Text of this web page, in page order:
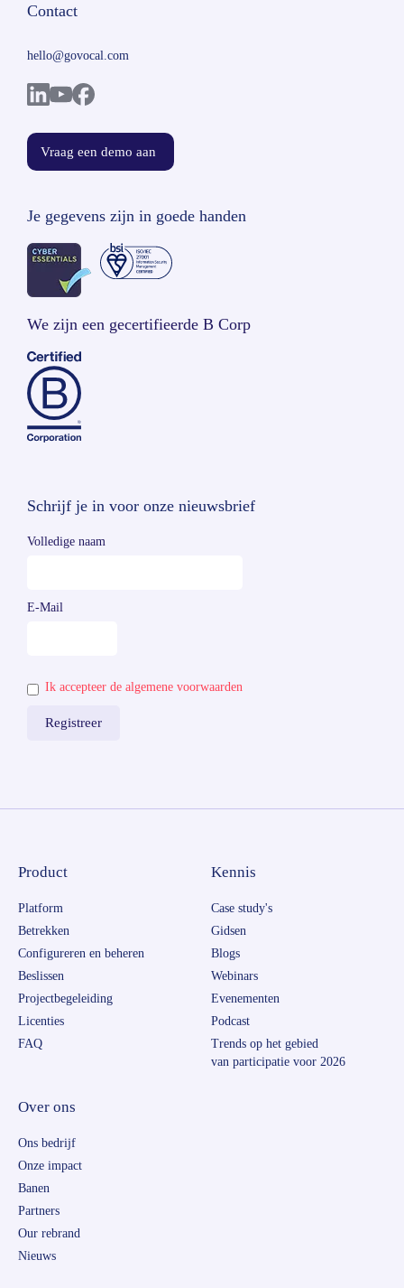
Contact
hello@govocal.com
Vraag een demo aan
Je gegevens zijn in goede handen
We zijn een gecertifieerde B Corp
Schrijf je in voor onze nieuwsbrief
Volledige naam
E-Mail
Ik accepteer de algemene voorwaarden
Product
Platform
Betrekken
Configureren en beheren
Beslissen
Projectbegeleiding
Licenties
FAQ
Kennis
Case study's
Gidsen
Blogs
Webinars
Evenementen
Podcast
Trends op het gebied
van participatie voor 2026
Over ons
Ons bedrijf
Onze impact
Banen
Partners
Our rebrand
Nieuws